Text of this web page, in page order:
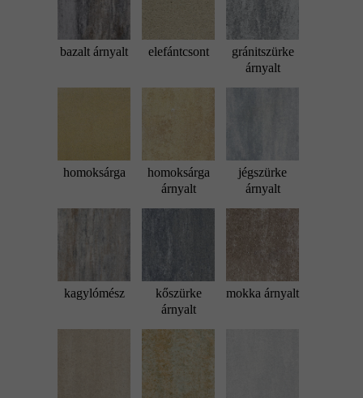
bazalt árnyalt elefántcsont
gránitszürke
árnyalt
homoksárga
homoksárga
árnyalt
jégszürke
árnyalt
kagylómész
kőszürke
árnyalt
mokka árnyalt